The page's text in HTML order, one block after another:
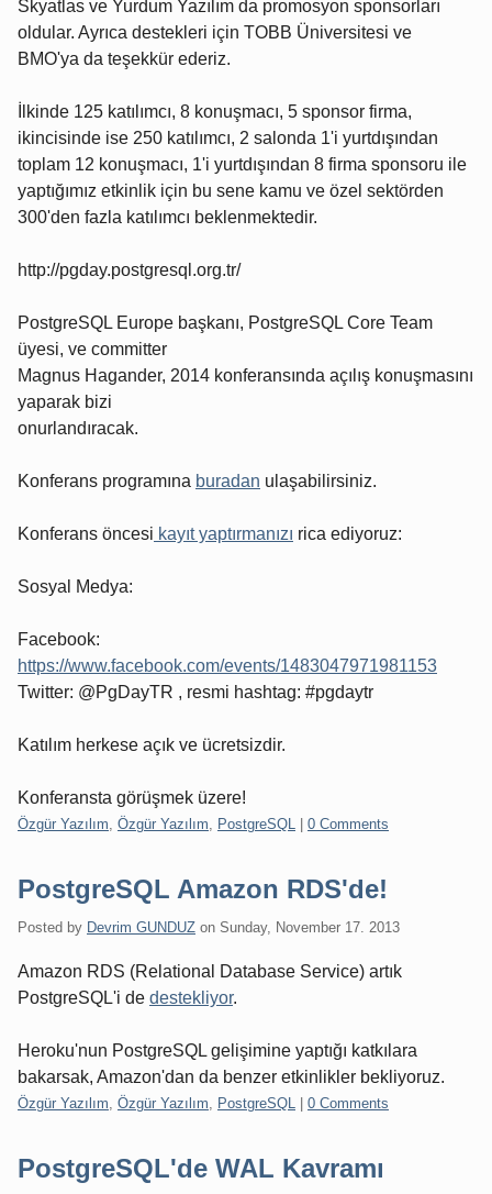
Skyatlas ve Yurdum Yazılım da promosyon sponsorları
oldular. Ayrıca destekleri için TOBB Üniversitesi ve
BMO'ya da teşekkür ederiz.
İlkinde 125 katılımcı, 8 konuşmacı, 5 sponsor firma,
ikincisinde ise 250 katılımcı, 2 salonda 1'i yurtdışından
toplam 12 konuşmacı, 1'i yurtdışından 8 firma sponsoru ile
yaptığımız etkinlik için bu sene kamu ve özel sektörden
300'den fazla katılımcı beklenmektedir.
http://pgday.postgresql.org.tr/
PostgreSQL Europe başkanı, PostgreSQL Core Team
üyesi, ve committer
Magnus Hagander, 2014 konferansında açılış konuşmasını
yaparak bizi
onurlandıracak.
Konferans programına buradan ulaşabilirsiniz.
Konferans öncesi kayıt yaptırmanızı rica ediyoruz:
Sosyal Medya:
Facebook:
https://www.facebook.com/events/1483047971981153
Twitter: @PgDayTR , resmi hashtag: #pgdaytr
Katılım herkese açık ve ücretsizdir.
Konferansta görüşmek üzere!
Categories:
Özgür Yazılım Özgür Yazılım PostgreSQL 0 Comments
PostgreSQL Amazon RDS'de!
Posted by Devrim GUNDUZ on Sunday, November 17. 2013
Amazon RDS (Relational Database Service) artık
PostgreSQL'i de destekliyor.
Heroku'nun PostgreSQL gelişimine yaptığı katkılara
bakarsak, Amazon'dan da benzer etkinlikler bekliyoruz.
Categories:
Özgür Yazılım Özgür Yazılım PostgreSQL 0 Comments
PostgreSQL'de WAL Kavramı